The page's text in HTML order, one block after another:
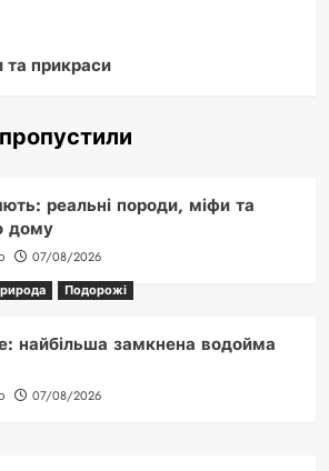
та прикраси
реальні породи, міфи та
дому
07/08/2026
Подорожі
найбільша замкнена водойма
07/08/2026